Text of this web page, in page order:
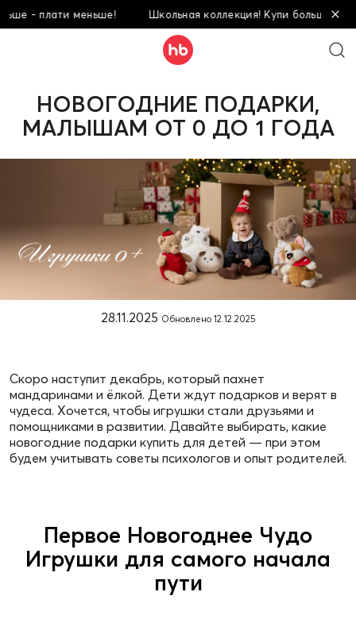
Школьная коллекция! Купи больше - плати меньше!
НОВОГОДНИЕ ПОДАРКИ,
МАЛЫШАМ ОТ 0 ДО 1 ГОДА
28.11.2025 Обновлено 12.12.2025
Скоро наступит декабрь, который пахнет
мандаринами и ёлкой. Дети ждут подарков и верят в
чудеса. Хочется, чтобы игрушки стали друзьями и
помощниками в развитии. Давайте выбирать, какие
новогодние подарки купить для детей — при этом
будем учитывать советы психологов и опыт родителей.
Первое Новогоднее Чудо
Игрушки для самого начала
пути